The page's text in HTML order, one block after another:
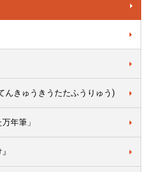
んきゅうきうたたふうりゅう)
万年筆」